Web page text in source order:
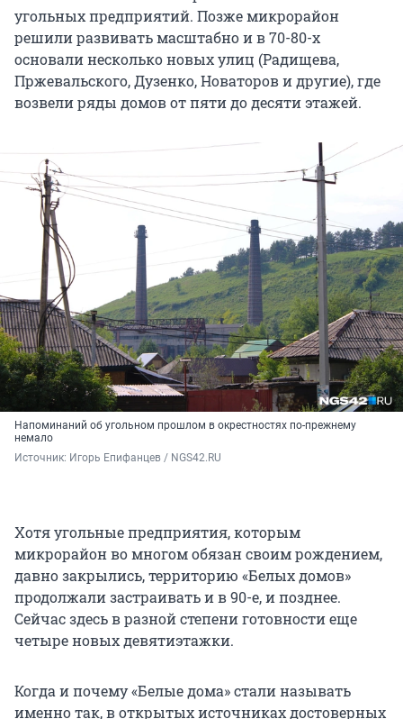
угольных предприятий. Позже микрорайон
решили развивать масштабно и в 70-80-х
основали несколько новых улиц (Радищева,
Пржевальского, Дузенко, Новаторов и другие), где
возвели ряды домов от пяти до десяти этажей.
Напоминаний об угольном прошлом в окрестностях по-прежнему
немало
Источник: Игорь Епифанцев / NGS42.RU
Хотя угольные предприятия, которым
микрорайон во многом обязан своим рождением,
давно закрылись, территорию «Белых домов»
продолжали застраивать и в 90-е, и позднее.
Сейчас здесь в разной степени готовности еще
четыре новых девятиэтажки.
Когда и почему «Белые дома» стали называть
именно так, в открытых источниках достоверных